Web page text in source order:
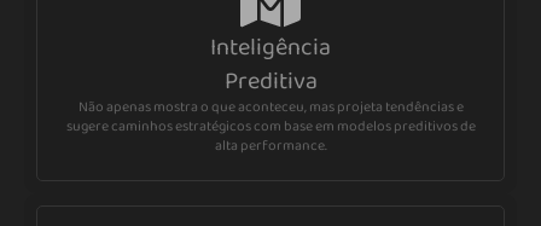
Inteligência
Preditiva
Não apenas mostra o que aconteceu, mas projeta tendências e
sugere caminhos estratégicos com base em modelos preditivos de
alta performance.